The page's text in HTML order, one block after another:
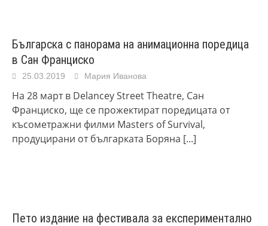
Българска с панорама на анимационна поредица
в Сан Франциско
25.03.2019 Мария Иванова
На 28 март в Delancey Street Theatre, Сан
Франциско, ще се прожектират поредицата от
късометражни филми Masters of Survival,
продуцирани от българката Боряна [...]
Пето издание на фестивала за експериментално